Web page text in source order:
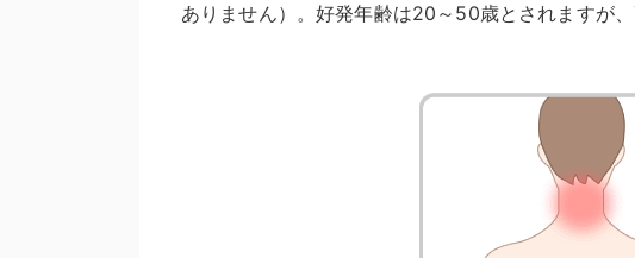
ありません）。好発年齢は20～50歳とされますが、